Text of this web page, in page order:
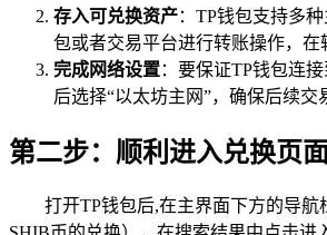
存入可兑换资产：TP钱包支持多
包或者交易平台进行转账操作，
完成网络设置：要保证TP钱包连
后选择“以太坊主网”，确保后续交
第二步：顺利进入兑换页
打开TP钱包后,在主界面下方的导航